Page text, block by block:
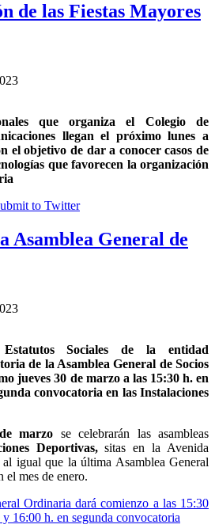
de las Fiestas Mayores
que organiza el Colegio de
llegan el próximo lunes a
el objetivo de dar a conocer casos de
que favorecen la organización
Asamblea General de
Sociales de la entidad
de la Asamblea General de Socios
jueves 30 de marzo a las 15:30 h. en
convocatoria en las Instalaciones
marzo se celebrarán las asambleas
Deportivas,sitas en la Avenida
igual que la última Asamblea General
el mes de enero.
Ordinaria dará comienzo a las 15:30
16:00 h. en segunda convocatoria